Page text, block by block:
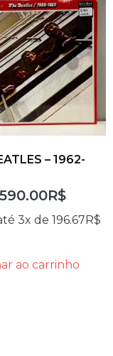
– 1962-
590.00R$
3x de196.67R$
ao carrinho